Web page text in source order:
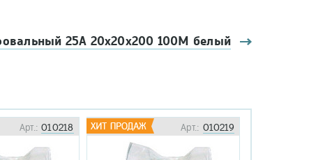
25А 20х20х200 100M белый
Арт.:010218 Арт.: 010219